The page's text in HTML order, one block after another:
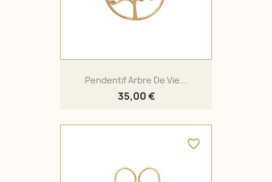
Pendentif Arbre De Vie...
35,00 €
favorite_border